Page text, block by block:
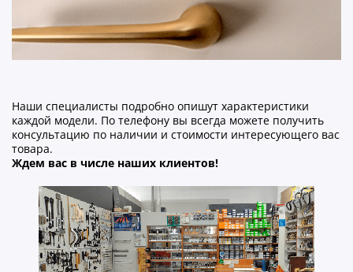
Наши специалисты подробно опишут характеристики
каждой модели. По телефону вы всегда можете получить
консультацию по наличии и стоимости интересующего вас
товара.
Ждем вас в числе наших клиентов!